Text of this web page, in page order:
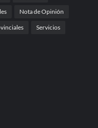
Nota de Opinión
Servicios